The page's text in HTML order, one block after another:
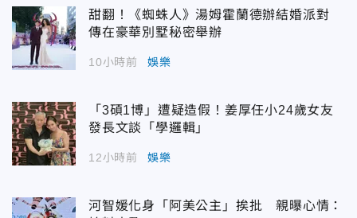
甜翻！《蜘蛛人》湯姆霍蘭德辦結婚派對
傳在豪華別墅秘密舉辦
10小時前 娛樂
「3碩1博」遭疑造假！姜厚任小24歲女友
發長文談「學邏輯」
12小時前 娛樂
河智媛化身「阿美公主」挨批 親曝心情：